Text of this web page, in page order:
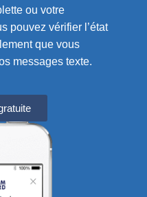
ou votre
pouvez vérifier l’état
que vous
messages texte.